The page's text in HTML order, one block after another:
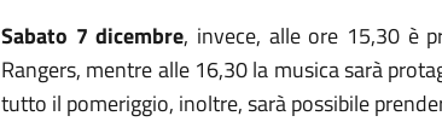
Sabato 7 dicembre, invece, alle ore 15,30 è
Rangers, mentre alle 16,30 la musica sarà
tutto il pomeriggio, inoltre, sarà possibile